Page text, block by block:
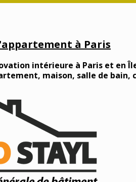
à Paris
intérieure à Paris et en
maison, salle de bain,